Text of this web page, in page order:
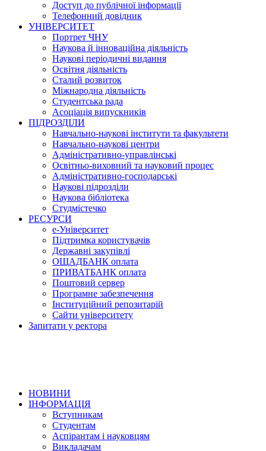
Доступ до публічної інформації
Телефонний довідник
УНІВЕРСИТЕТ
Портрет ЧНУ
Наукова й інноваційна діяльність
Наукові періодичні видання
Освітня діяльність
Сталий розвиток
Міжнародна діяльність
Студентська рада
Асоціація випускників
ПІДРОЗДІЛИ
Навчально-наукові інститути та факультети
Навчально-наукові центри
Адміністративно-управлінські
Освітньо-виховний та науковий процес
Адміністративно-господарські
Наукові підрозділи
Наукова бібліотека
Студмістечко
РЕСУРСИ
е-Університет
Підтримка користувачів
Державні закупівлі
ОЩАДБАНК оплата
ПРИВАТБАНК оплата
Поштовий сервер
Програмне забезпечення
Інституційний репозитарій
Сайти університету
Запитати у ректора
НОВИНИ
ІНФОРМАЦІЯ
Вступникам
Студентам
Аспірантам і науковцям
Викладачам